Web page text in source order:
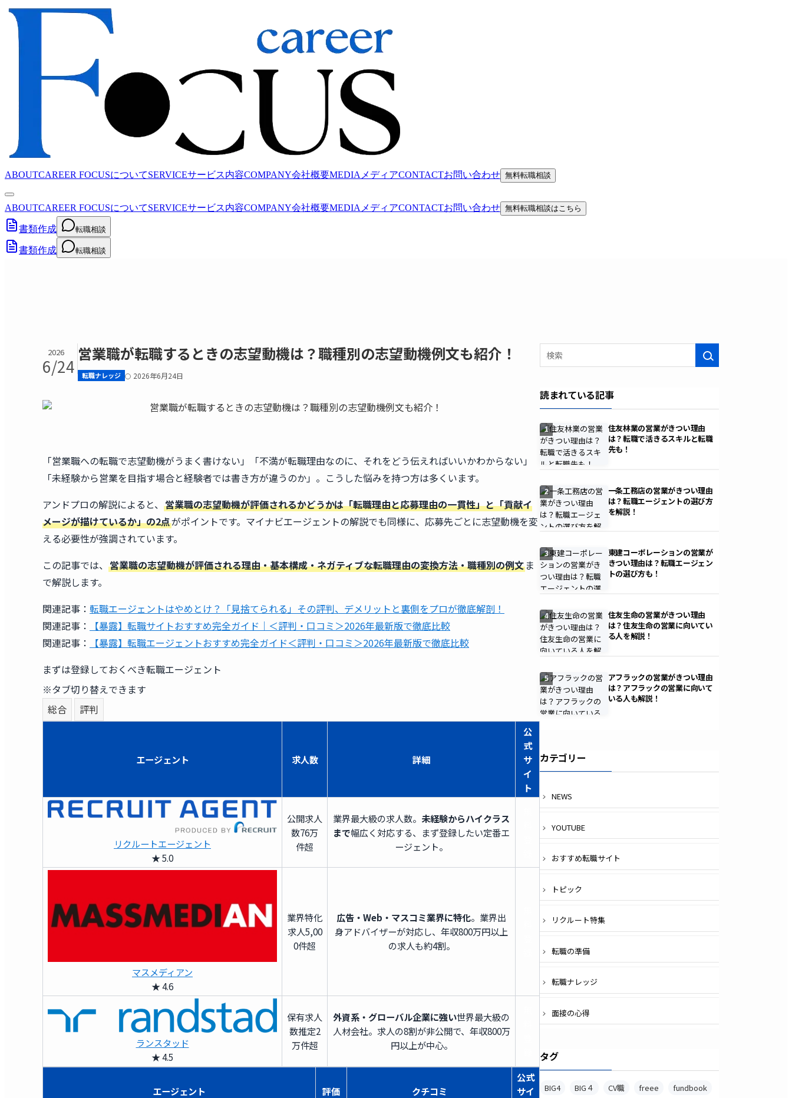
ABOUTCAREER FOCUSについてSERVICEサービス内容COMPANY会社概要MEDIA メディアCONTACTお問い合わせ 無料転職相談
ABOUTCAREER FOCUSについてSERVICEサービス内容COMPANY会社概要MEDIA メディアCONTACTお問い合わせ 無料転職相談はこちら
書類作成 転職相談
書類作成 転職相談
2026
6/24
営業職が転職するときの志望動機は？職種別の志望動機例文も紹介！
転職ナレッジ 2026年6月24日
「営業職への転職で志望動機がうまく書けない」「不満が転職理由なのに、それをどう伝えればいいかわからない」
「未経験から営業を目指す場合と経験者では書き方が違うのか」。こうした悩みを持つ方は多くいます。
アンドプロの解説によると、 営業職の志望動機が評価されるかどうかは「転職理由と応募理由の一貫性」と「貢献イ
メージが描けているか」の2点がポイントです。マイナビエージェントの解説でも同様に、応募先ごとに志望動機を変
える必要性が強調されています。
この記事では、 営業職の志望動機が評価される理由・基本構成・ネガティブな転職理由の変換方法・職種別の例文 ま
で解説します。
関連記事： 転職エージェントはやめとけ？「見捨てられる」その評判、デメリットと裏側をプロが徹底解剖！
関連記事：
【暴露】転職サイトおすすめ完全ガイド｜＜評判・口コミ＞2026年最新版で徹底比較
関連記事：
【暴露】転職エージェントおすすめ完全ガイド＜評判・口コミ＞2026年最新版で徹底比較
まずは登録しておくべき転職エージェント
※タブ切り替えできます
総合
評判
エージェント 求人数 詳細
公
式
サ
イ
ト
リクルートエージェント
★ 5.0
公開求人
数76万
件超
業界最大級の求人数。 未経験からハイクラス
まで幅広く対応する、まず登録したい定番エ
ージェント。
マスメディアン
★ 4.6
業界特化
求人5,00
0件超
広告・Web・マスコミ業界に特化。業界出
身アドバイザーが対応し、年収800万円以上
の求人も約4割。
ランスタッド
★ 4.5
保有求人
数推定2
万件超
外資系・グローバル企業に強い世界最大級の
人材会社。求人の8割が非公開で、年収800万
円以上が中心。
エージェント 評価 クチコミ
公式
サイ
検索
読まれている記事
1
住友林業の営業がきつい理由
は？転職で活きるスキルと転職
先も！
2
一条工務店の営業がきつい理由
は？転職エージェントの選び方
を解説！
3
東建コーポレーションの営業が
きつい理由は？転職エージェン
トの選び方も！
4
住友生命の営業がきつい理由
は？住友生命の営業に向いてい
る人を解説！
5
アフラックの営業がきつい理由
は？アフラックの営業に向いて
いる人も解説！
カテゴリー
NEWS
YOUTUBE
おすすめ転職サイト
トピック
リクルート特集
転職の準備
転職ナレッジ
面接の心得
タグ
BIG4 BIG４ CV職 freee
fundbook